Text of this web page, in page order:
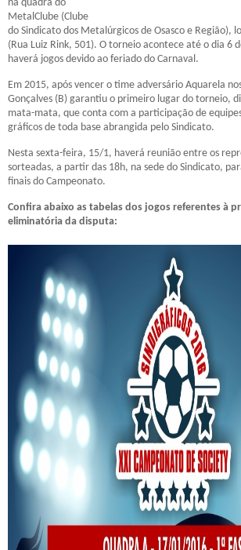
na quadra do
MetalClube (Clube
do Sindicato dos Metalúrgicos de Osasco e Região),
(Rua Luiz Rink, 501). O torneio acontece até o dia 6
haverá jogos devido ao feriado do Carnaval.
Em 2015, após vencer o time adversário Aquarela
Gonçalves (B) garantiu o primeiro lugar do torneio,
mata-mata, que conta com a participação de
gráficos de toda base abrangida pelo Sindicato.
Nesta sexta-feira, 15/1, haverá reunião entre os
sorteadas, a partir das 18h, na sede do Sindicato,
finais do Campeonato.
Confira abaixo as tabelas dos jogos referentes à
eliminatória da disputa: